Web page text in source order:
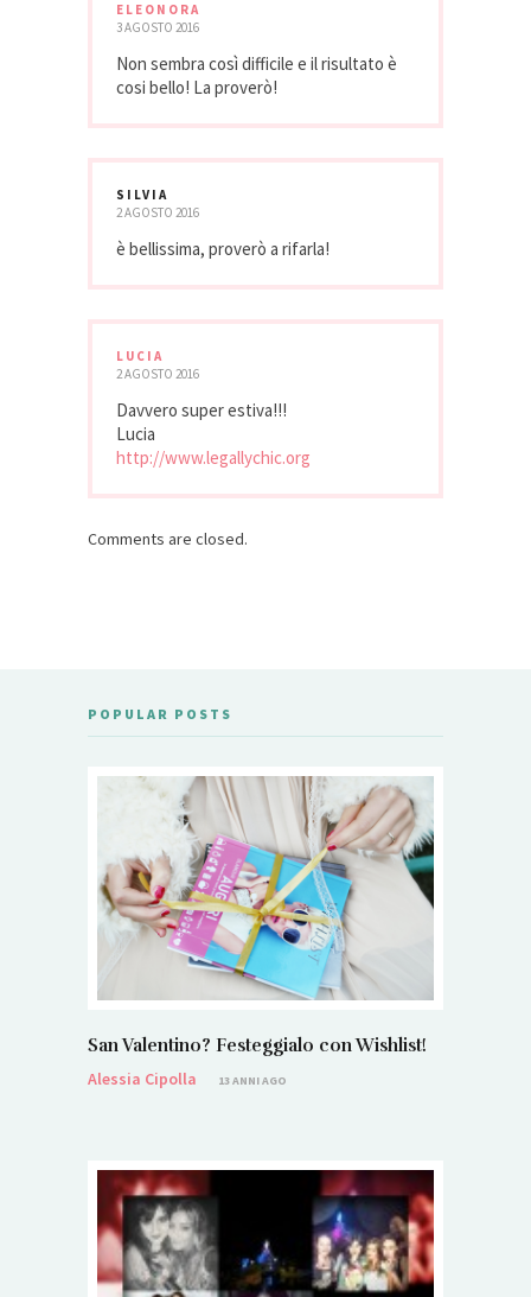
ELEONORA
3 AGOSTO 2016
Non sembra così difficile e il risultato è
cosi bello! La proverò!
SILVIA
2 AGOSTO 2016
è bellissima, proverò a rifarla!
LUCIA
2 AGOSTO 2016
Davvero super estiva!!!
Lucia
http://www.legallychic.org
Comments are closed.
POPULAR POSTS
San Valentino? Festeggialo con Wishlist!
Alessia Cipolla
13 ANNI AGO